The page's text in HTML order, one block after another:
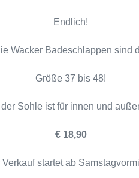
Endlich!
Wacker Badeschlappen sind
Größe 37 bis 48!
Sohle ist für innen und
€ 18,90
Verkauf startet ab